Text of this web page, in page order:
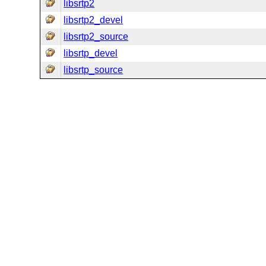
libsrtp2
libsrtp2_devel
libsrtp2_source
libsrtp_devel
libsrtp_source